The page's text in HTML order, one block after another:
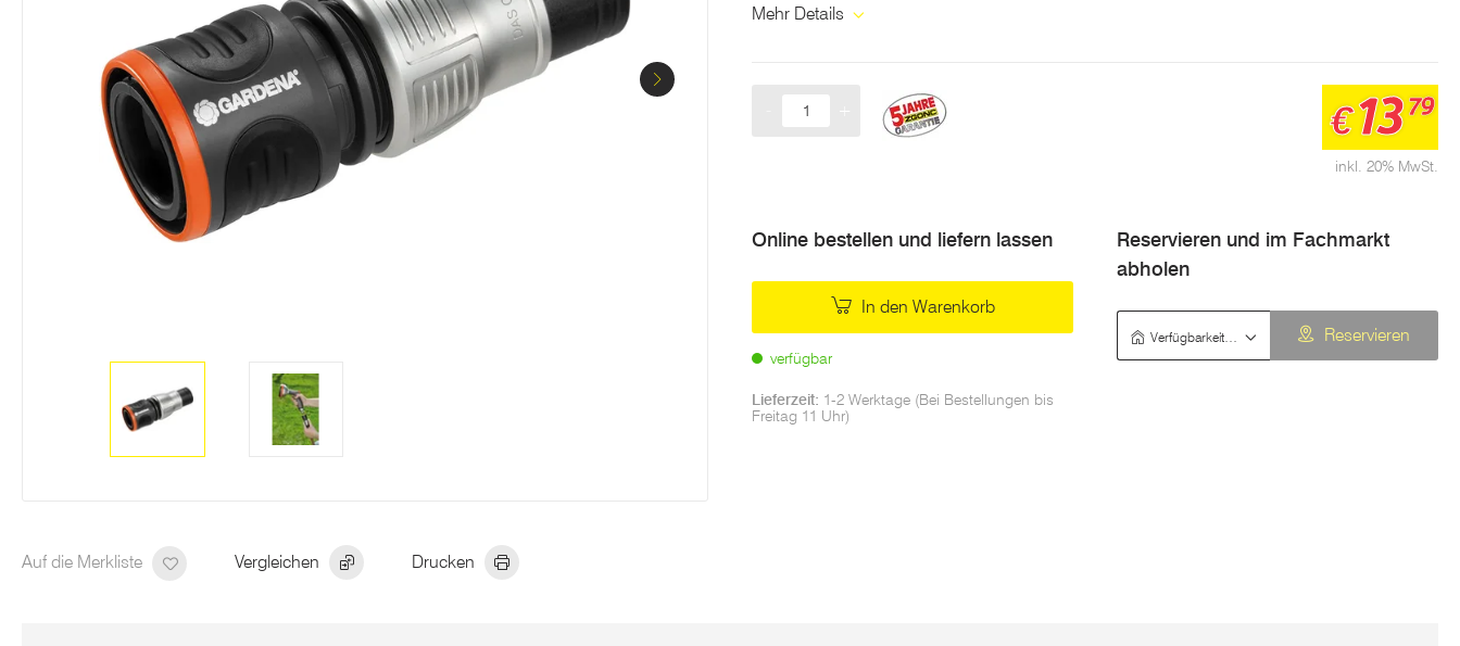
Auf die Merkliste Vergleichen Drucken
Mehr Details
inkl. 20% MwSt.
€1379
Online bestellen und liefern lassen
In den Warenkorb
verfügbar
Lieferzeit: 1-2 Werktage (Bei Bestellungen bis
Freitag 11 Uhr)
Reservieren und im Fachmarkt
abholen
Reservieren